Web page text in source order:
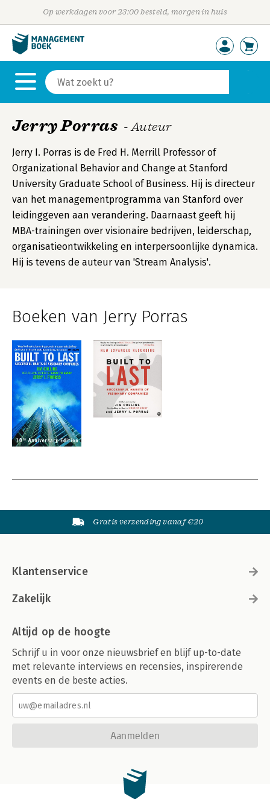
Op werkdagen voor 23:00 besteld, morgen in huis
Jerry Porras - Auteur
Jerry I. Porras is de Fred H. Merrill Professor of
Organizational Behavior and Change at Stanford
University Graduate School of Business. Hij is directeur
van het managementprogramma van Stanford over
leidinggeven aan verandering. Daarnaast geeft hij
MBA-trainingen over visionaire bedrijven, leiderschap,
organisatieontwikkeling en interpersoonlijke dynamica.
Hij is tevens de auteur van 'Stream Analysis'.
Boeken van Jerry Porras
Gratis verzending vanaf €20
Klantenservice
Zakelijk
Altijd op de hoogte
Schrijf u in voor onze nieuwsbrief en blijf up-to-date
met relevante interviews en recensies, inspirerende
events en de beste acties.
Aanmelden